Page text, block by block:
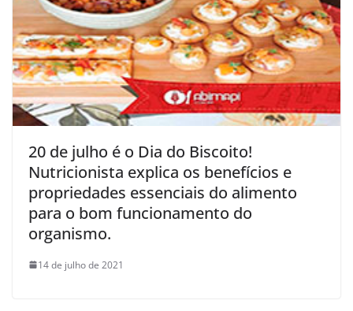
20 de julho é o Dia do Biscoito!
Nutricionista explica os benefícios e
propriedades essenciais do alimento
para o bom funcionamento do
organismo.
14 de julho de 2021